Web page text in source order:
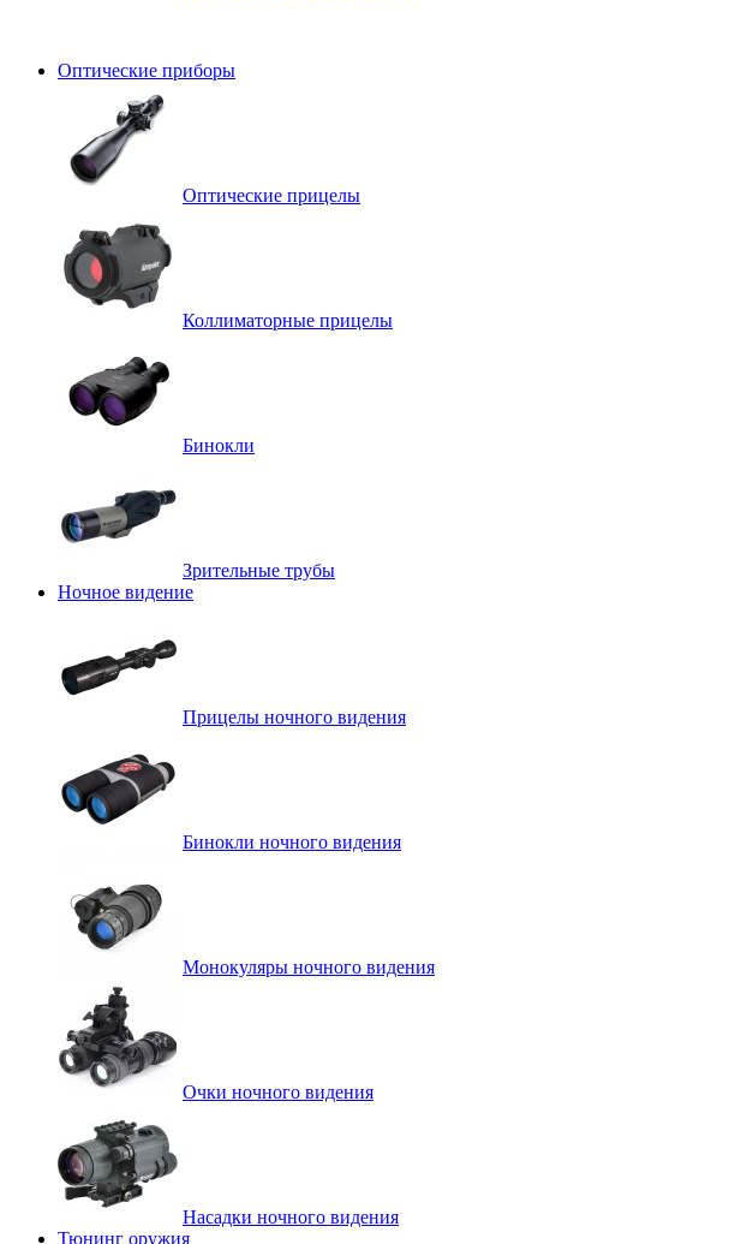
Оптические приборы
Оптические прицелы
Коллиматорные прицелы
Бинокли
Зрительные трубы
Ночное видение
Прицелы ночного видения
Бинокли ночного видения
Монокуляры ночного видения
Очки ночного видения
Насадки ночного видения
Тюнинг оружия